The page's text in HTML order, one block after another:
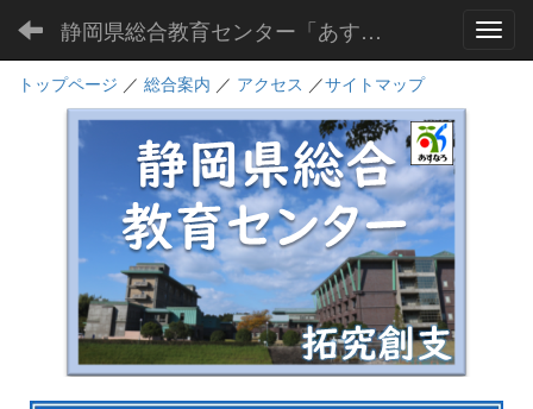
静岡県総合教育センター「あすなろ」
トップページ ／ 総合案内 ／ アクセス ／サイトマップ